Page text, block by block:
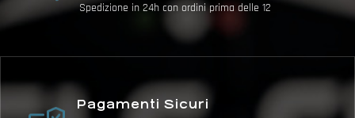
Spedizione in 24h con ordini prima delle 12
Pagamenti Sicuri